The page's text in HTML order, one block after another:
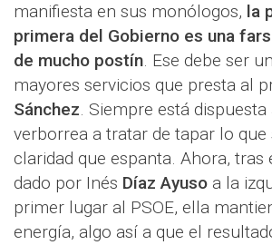
manifiesta en sus monólogos, la
primera del Gobierno es una
de mucho postín. Ese debe ser
mayores servicios que presta al
Sánchez. Siempre está
verborrea a tratar de tapar lo que
claridad que espanta. Ahora, tras
dado por Inés Díaz Ayuso a la
primer lugar al PSOE, ella
energía, algo así a que el